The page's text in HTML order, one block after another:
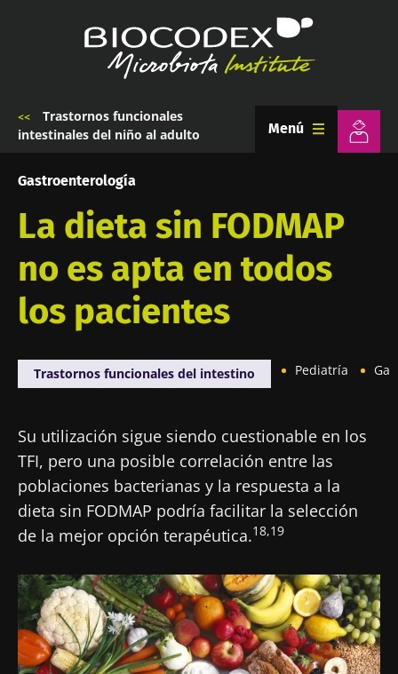
Sobrescribir
enlaces
ayuda
la
navegación
Trastornos funcionales
intestinales del niño al adulto
Menú
Gastroenterología
La dieta sin FODMAP
no es apta en todos
los pacientes
Trastornos funcionales del intestino Pediatría
Su utilización sigue siendo cuestionable en los
TFI, pero una posible correlación entre las
poblaciones bacterianas y la respuesta a la
dieta sin FODMAP podría facilitar la selección
de la mejor opción terapéutica.18,19